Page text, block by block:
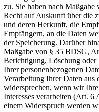
zu. Sie haben nach
Recht auf Auskunft über die
und deren Herkunft, die
Empfängern, an die Daten
der Speicherung. Darüber
Maßgabe von § 35 BDSG,
Berichtigung, Löschung
Ihrer personenbezogenen
Verarbeitung Ihrer Daten aus
widersprechen, wenn wir
Interesses verarbeiten (Art.
einem Widerspruch werden